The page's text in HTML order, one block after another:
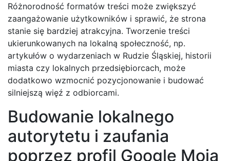
Różnorodność formatów treści może zwiększyć
zaangażowanie użytkowników i sprawić, że strona
stanie się bardziej atrakcyjna. Tworzenie treści
ukierunkowanych na lokalną społeczność, np.
artykułów o wydarzeniach w Rudzie Śląskiej, historii
miasta czy lokalnych przedsiębiorcach, może
dodatkowo wzmocnić pozycjonowanie i budować
silniejszą więź z odbiorcami.
Budowanie lokalnego
autorytetu i zaufania
poprzez profil Google Moja